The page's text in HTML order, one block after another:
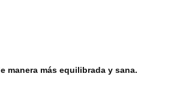
manera más equilibrada y sana.